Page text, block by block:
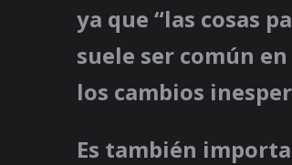
ya que “las cosas
suele ser común
los cambios
Es también